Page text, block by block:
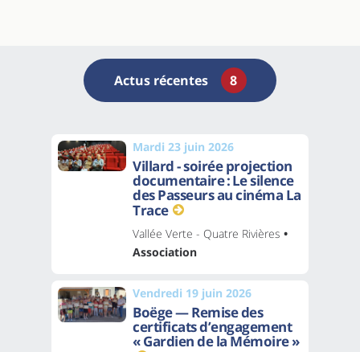
Actus récentes 8
Mardi 23 juin 2026
Villard - soirée projection
documentaire : Le silence
des Passeurs au cinéma La
Trace
Vallée Verte - Quatre Rivières •
Association
Vendredi 19 juin 2026
Boëge — Remise des
certificats d’engagement
« Gardien de la Mémoire »